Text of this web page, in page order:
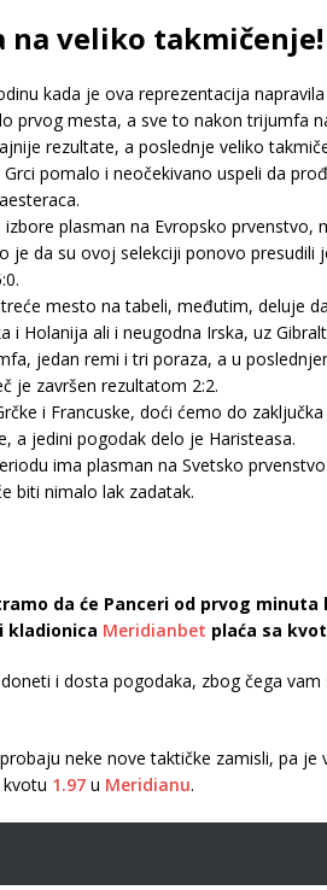
na veliko takmičenje!
kada je ova reprezentacija
prvog mesta, a sve to nakon trijumfa
rezultate, a poslednje veliko
pomalo i neočekivano uspeli da
plasman na Evropsko
da su ovoj selekciji ponovo
mesto na tabeli, međutim, deluje
i Holanija ali i neugodna Irska, uz
jedan remi i tri poraza, a u
je završen rezultatom 2:2.
i Francuske, doći ćemo do
a jedini pogodak delo je Haristeasa.
ima plasman na Svetsko
biti nimalo lak zadatak.
da će Panceri od prvog
kladionica Meridianbet plaća sa
i dosta pogodaka, zbog čega
neke nove taktičke zamisli, pa
1.97 u Meridianu.